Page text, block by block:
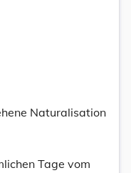
Naturalisation
Tage vom